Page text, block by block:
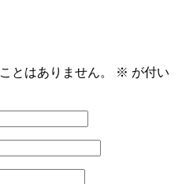
とはありません。 ※ が付い